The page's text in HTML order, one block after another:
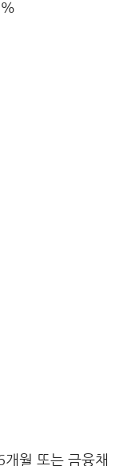
월 또는 금융채